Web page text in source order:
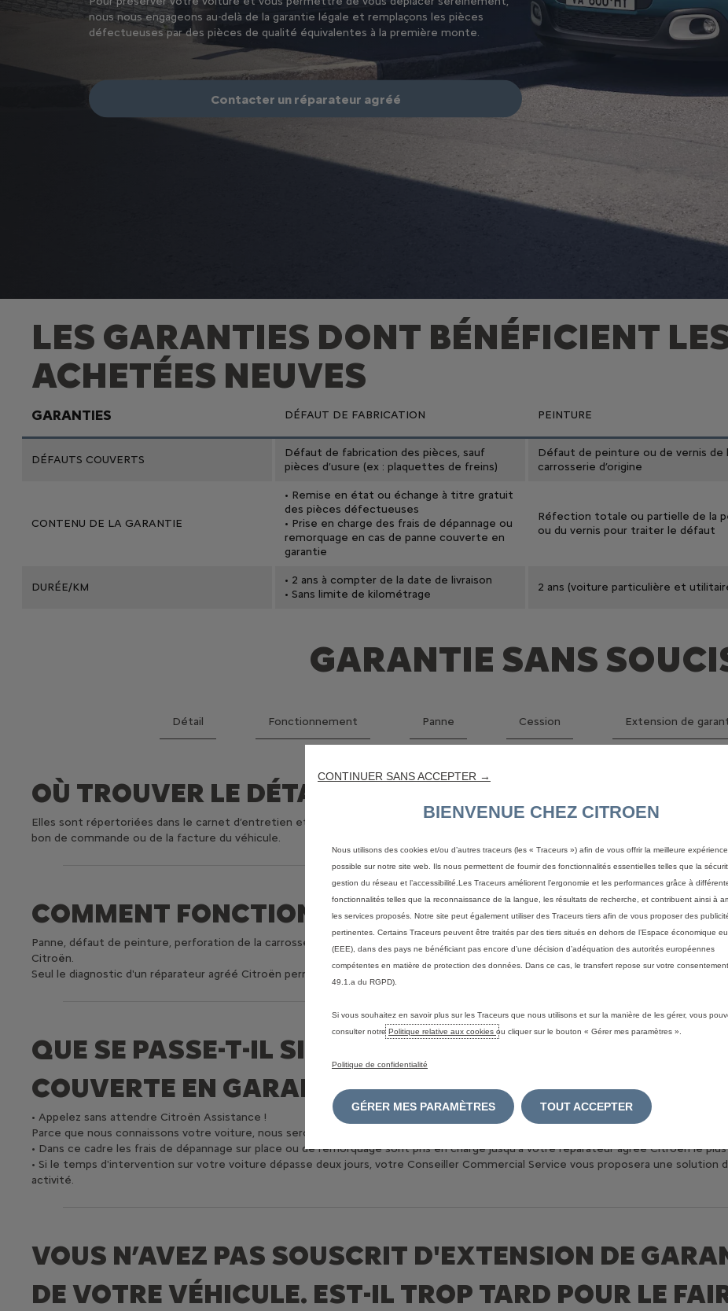
nous nous engageons au-delà de la garantie légale et remplaçons les pièces
défectueuses par des pièces de qualité équivalentes à la première monte.
Contacter un réparateur agréé​
LES GARANTIES DONT BÉNÉFICIENT
ACHETÉES NEUVES
GARANTIES DÉFAUT DE FABRICATION PEINTURE
DÉFAUTS COUVERTS
Défaut de fabrication des pièces, sauf
pièces d’usure (ex : plaquettes de freins)
Défaut de peinture ou de vernis de
carrosserie d’origine
CONTENU DE LA GARANTIE
• Remise en état ou échange à titre gratuit
des pièces défectueuses
• Prise en charge des frais de dépannage ou
remorquage en cas de panne couverte en
garantie
Réfection totale ou partielle de la
ou du vernis pour traiter le défaut
DURÉE/KM
• 2 ans à compter de la date de livraison
• Sans limite de kilométrage
2 ans (voiture particulière et
GARANTIE SANS
Détail Fonctionnement Panne Cession Extension de
OÙ TROUVER LE DÉTAIL DES GARANTIES ?
Elles sont répertoriées dans le carnet d’entretien et de garanties qui vous a été remis lors de l’achat de votre véhicule.
bon de commande ou de la facture du véhicule.
COMMENT FONCTIONNE LA GARANTIE?
Panne, défaut de peinture, perforation de la carrosserie de l’intérieur vers l’extérieur… Peu importe l’incident, ayez les bons
Citroën.​
Seul le diagnostic d'un réparateur agréé Citroën permettra de savoir si le défaut constaté peut être pris en charge au titre de la
QUE SE PASSE-T-IL SI VOTRE VOITURE EST
COUVERTE EN GARANTIE ?
• Appelez sans attendre Citroën Assistance !
Parce que nous connaissons votre voiture, nous serons les plus à même de traiter votre demande​ dans les meilleurs délais.
• Dans ce cadre les frais de dépannage sur place ou de remorquage sont pris en charge jusqu’à votre réparateur agréé​ Citroën le
• Si le temps d'intervention sur votre voiture dépasse deux jours, votre Conseiller Commercial Service vous proposera une
activité.
VOUS N’AVEZ PAS SOUSCRIT D'EXTENSION DE
DE VOTRE VÉHICULE. EST-IL TROP TARD POUR LE
CONTINUER SANS ACCEPTER →
BIENVENUE CHEZ CITROEN
Nous utilisons des cookies et/ou d’autres traceurs (les « Traceurs ») afin de vous offrir la meilleure expérience
possible sur notre site web. Ils nous permettent de fournir des fonctionnalités essentielles telles que la
gestion du réseau et l’accessibilité.Les Traceurs améliorent l’ergonomie et les performances grâce à
fonctionnalités telles que la reconnaissance de la langue, les résultats de recherche, et contribuent ainsi à
les services proposés. Notre site peut également utiliser des Traceurs tiers afin de vous proposer des
pertinentes. Certains Traceurs peuvent être traités par des tiers situés en dehors de l’Espace économique
(EEE), dans des pays ne bénéficiant pas encore d’une décision d’adéquation des autorités européennes
compétentes en matière de protection des données. Dans ce cas, le transfert repose sur votre consentement
49.1.a du RGPD).
Si vous souhaitez en savoir plus sur les Traceurs que nous utilisons et sur la manière de les gérer, vous
consulter notre Politique relative aux cookies ou cliquer sur le bouton « Gérer mes paramètres ».
Politique de confidentialité
GÉRER MES PARAMÈTRES TOUT ACCEPTER